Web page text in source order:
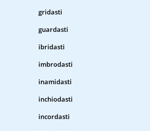
gridasti
guardasti
ibridasti
imbrodasti
inamidasti
inchiodasti
incordasti